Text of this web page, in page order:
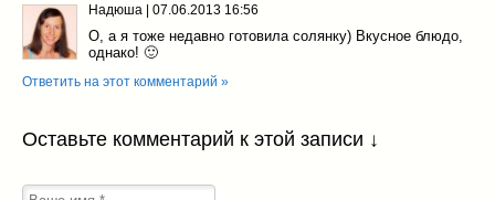
Надюша | 07.06.2013 16:56
О, а я тоже недавно готовила солянку) Вкусное блюдо,
однако! 🙂
Ответить на этот комментарий »
Оставьте комментарий к этой записи ↓